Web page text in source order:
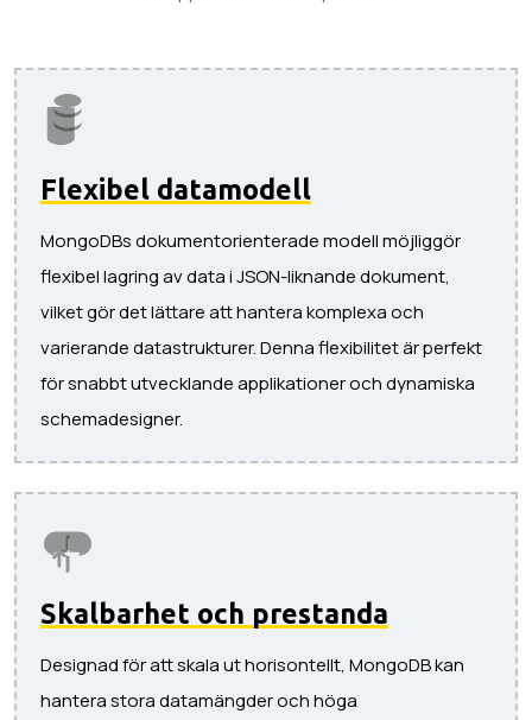
Flexibel datamodell
MongoDBs dokumentorienterade modell möjliggör
flexibel lagring av data i JSON-liknande dokument,
vilket gör det lättare att hantera komplexa och
varierande datastrukturer. Denna flexibilitet är perfekt
för snabbt utvecklande applikationer och dynamiska
schemadesigner.
Skalbarhet och prestanda
Designad för att skala ut horisontellt, MongoDB kan
hantera stora datamängder och höga